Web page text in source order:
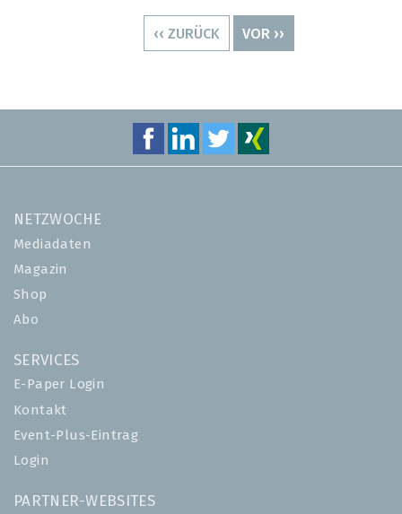
VORHERIGE
‹‹ ZURÜCK
NÄCHSTE
VOR ››
NETZWOCHE
Mediadaten
Magazin
Shop
Abo
SERVICES
E-Paper Login
Kontakt
Event-Plus-Eintrag
Login
PARTNER-WEBSITES